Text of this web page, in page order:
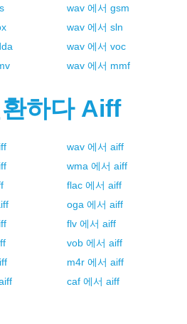
wav 에서 gsm
wav 에서 sln
wav 에서 voc
wav 에서 mmf
하다 Aiff
wav 에서 aiff
wma 에서 aiff
flac 에서 aiff
oga 에서 aiff
flv 에서 aiff
vob 에서 aiff
m4r 에서 aiff
caf 에서 aiff